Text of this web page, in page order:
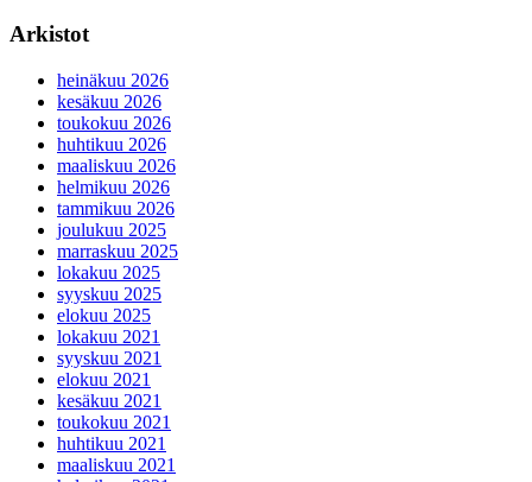
Arkistot
heinäkuu 2026
kesäkuu 2026
toukokuu 2026
huhtikuu 2026
maaliskuu 2026
helmikuu 2026
tammikuu 2026
joulukuu 2025
marraskuu 2025
lokakuu 2025
syyskuu 2025
elokuu 2025
lokakuu 2021
syyskuu 2021
elokuu 2021
kesäkuu 2021
toukokuu 2021
huhtikuu 2021
maaliskuu 2021